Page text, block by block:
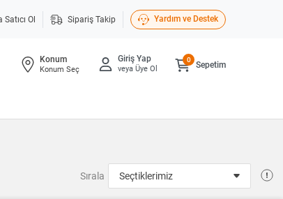
Ol Sipariş Takip Yardım ve Destek
Konum
Konum Seç
Giriş Yap
veya Üye Ol Sepetim
0
Sırala